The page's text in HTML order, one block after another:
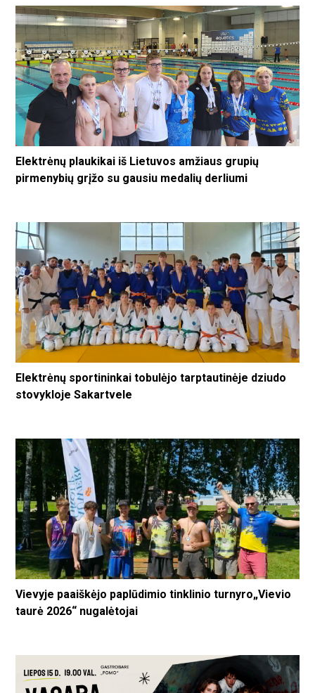
Elektrėnų plaukikai iš Lietuvos amžiaus grupių
pirmenybių grįžo su gausiu medalių derliumi
Elektrėnų sportininkai tobulėjo tarptautinėje dziudo
stovykloje Sakartvele
Vievyje paaiškėjo paplūdimio tinklinio turnyro„Vievio
taurė 2026“ nugalėtojai